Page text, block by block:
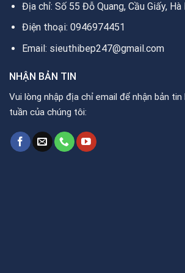
Địa chỉ: Số 55 Đỗ Quang, Cầu Giấy, Hà
Điện thoại: 0946974451
Email: sieuthibep247@gmail.com
NHẬN BẢN TIN
Vui lòng nhập địa chỉ email để nhận bản tin
tuần của chúng tôi: